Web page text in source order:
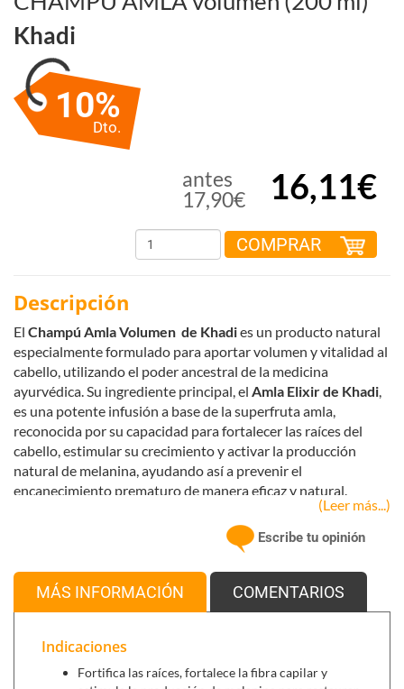
Khadi
10%
Dto.
antes
17,90€
16,11€
COMPRAR
Descripción
El Champú Amla Volumen de Khadies un producto natural
especialmente formulado para aportar volumen y vitalidad al
cabello, utilizando el poder ancestral de la medicina
ayurvédica. Su ingrediente principal, el Amla Elixir de Khadi,
es una potente infusión a base de la superfruta amla,
reconocida por su capacidad para fortalecer las raíces del
cabello, estimular su crecimiento y activar la producción
natural de melanina, ayudando así a prevenir el
encanecimiento prematuro de manera eficaz y natural.
de alto
, que forman un dúo
antioxidante y revitalizante, conocidos por su efecto
rejuvenecedor sobre el cuero cabelludo y el folículo capilar.
Su acción conjunta contribuye a frenar la caída del cabello,
potenciar su densidad y mantener una apariencia joven y
saludable. La fórmula, 100% natural y vegana, no contiene
sulfatos ni siliconas, siendo ideal para quienes buscan un
cuidado capilar profundo, respetuoso con el cuero cabelludo
(Leer más...)
Escribe tu opinión
MÁS INFORMACIÓN COMENTARIOS
Indicaciones
Fortifica las raíces, fortalece la fibra capilar y